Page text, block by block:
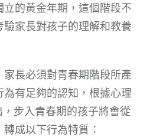
的黃金年期，這個階段不
家長對孩子的理解和教養
長必須對青春期階段所產
有足夠的認知，根據心理
步入青春期的孩子將會從
成以下行為特質：